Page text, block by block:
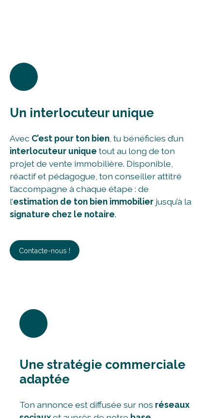
Un interlocuteur unique
Avec C’est pour ton bien, tu bénéficies d’un
interlocuteur unique tout au long de ton
projet de vente immobilière. Disponible,
réactif et pédagogue, ton conseiller attitré
t’accompagne à chaque étape : de
l’estimation de ton bien immobilier jusqu’à la
signature chez le notaire.
Contacte-nous !
Une stratégie commerciale
adaptée
Ton annonce est diffusée sur nos réseaux